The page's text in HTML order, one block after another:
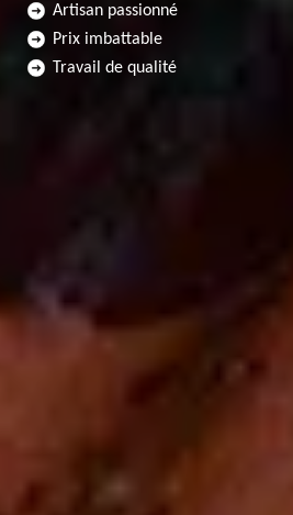
Artisan passionné
Prix imbattable
Travail de qualité